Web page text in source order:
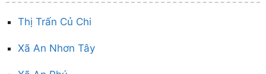
Thị Trấn Củ Chi
Xã An Nhơn Tây